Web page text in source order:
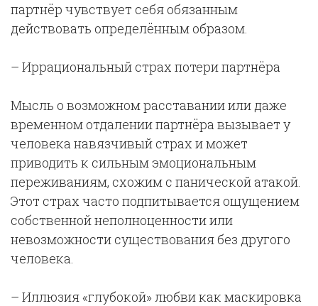
партнёр чувствует себя обязанным
действовать определённым образом.
– Иррациональный страх потери партнёра
Мысль о возможном расставании или даже
временном отдалении партнёра вызывает у
человека навязчивый страх и может
приводить к сильным эмоциональным
переживаниям, схожим с панической атакой.
Этот страх часто подпитывается ощущением
собственной неполноценности или
невозможности существования без другого
человека.
– Иллюзия «глубокой» любви как маскировка